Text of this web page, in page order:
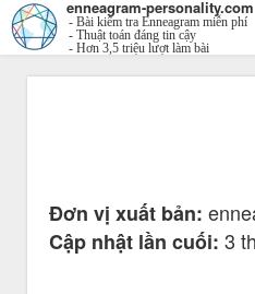
enneagram-personality.com
- Bài kiểm tra Enneagram miễn phí
- Thuật toán đáng tin cậy
- Hơn 3,5 triệu lượt làm bài
Đơn vị xuất bản:
Cập nhật lần cuối: 3